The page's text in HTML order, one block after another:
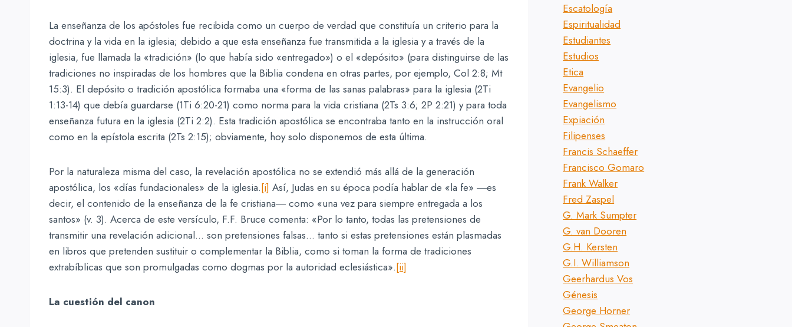
La enseñanza de los apóstoles fue recibida como un cuerpo de verdad que constituía un criterio para la
doctrina y la vida en la iglesia; debido a que esta enseñanza fue transmitida a la iglesia y a través de la
iglesia, fue llamada la «tradición» (lo que había sido «entregado») o el «depósito» (para distinguirse de las
tradiciones no inspiradas de los hombres que la Biblia condena en otras partes, por ejemplo, Col 2:8; Mt
15:3). El depósito o tradición apostólica formaba una «forma de las sanas palabras» para la iglesia (2Ti
1:13-14) que debía guardarse (1Ti 6:20-21) como norma para la vida cristiana (2Ts 3:6; 2P 2:21) y para toda
enseñanza futura en la iglesia (2Ti 2:2). Esta tradición apostólica se encontraba tanto en la instrucción oral
como en la epístola escrita (2Ts 2:15); obviamente, hoy solo disponemos de esta última.
Por la naturaleza misma del caso, la revelación apostólica no se extendió más allá de la generación
apostólica, los «días fundacionales» de la iglesia.[i] Así, Judas en su época podía hablar de «la fe» ―es
decir, el contenido de la enseñanza de la fe cristiana― como «una vez para siempre entregada a los
santos» (v. 3). Acerca de este versículo, F.F. Bruce comenta: «Por lo tanto, todas las pretensiones de
transmitir una revelación adicional… son pretensiones falsas… tanto si estas pretensiones están plasmadas
en libros que pretenden sustituir o complementar la Biblia, como si toman la forma de tradiciones
extrabíblicas que son promulgadas como dogmas por la autoridad eclesiástica».[ii]
La cuestión del canon
Escatología
Espiritualidad
Estudiantes
Estudios
Etica
Evangelio
Evangelismo
Expiación
Filipenses
Francis Schaeffer
Francisco Gomaro
Frank Walker
Fred Zaspel
G. Mark Sumpter
G. van Dooren
G.H. Kersten
G.I. Williamson
Geerhardus Vos
Génesis
George Horner